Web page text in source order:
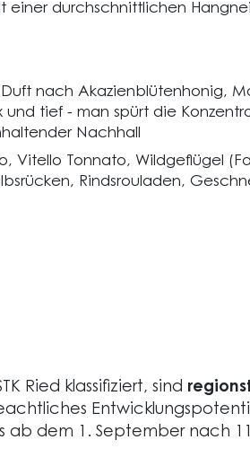
einer durchschnittlichen
nach Akazienblütenhonig,
und tief - man spürt die
Nachhall
Vitello Tonnato, Wildgeflügel
Rindsrouladen,
Ried klassifiziert, sind
ab dem 1. September nach